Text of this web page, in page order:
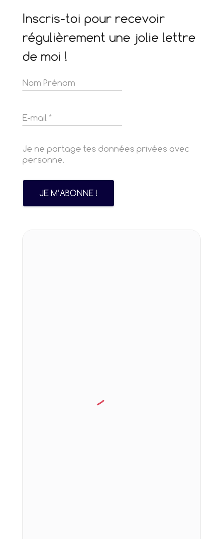
Inscris-toi pour recevoir
régulièrement une jolie lettre
de moi !
Je ne partage tes données privées avec
personne.